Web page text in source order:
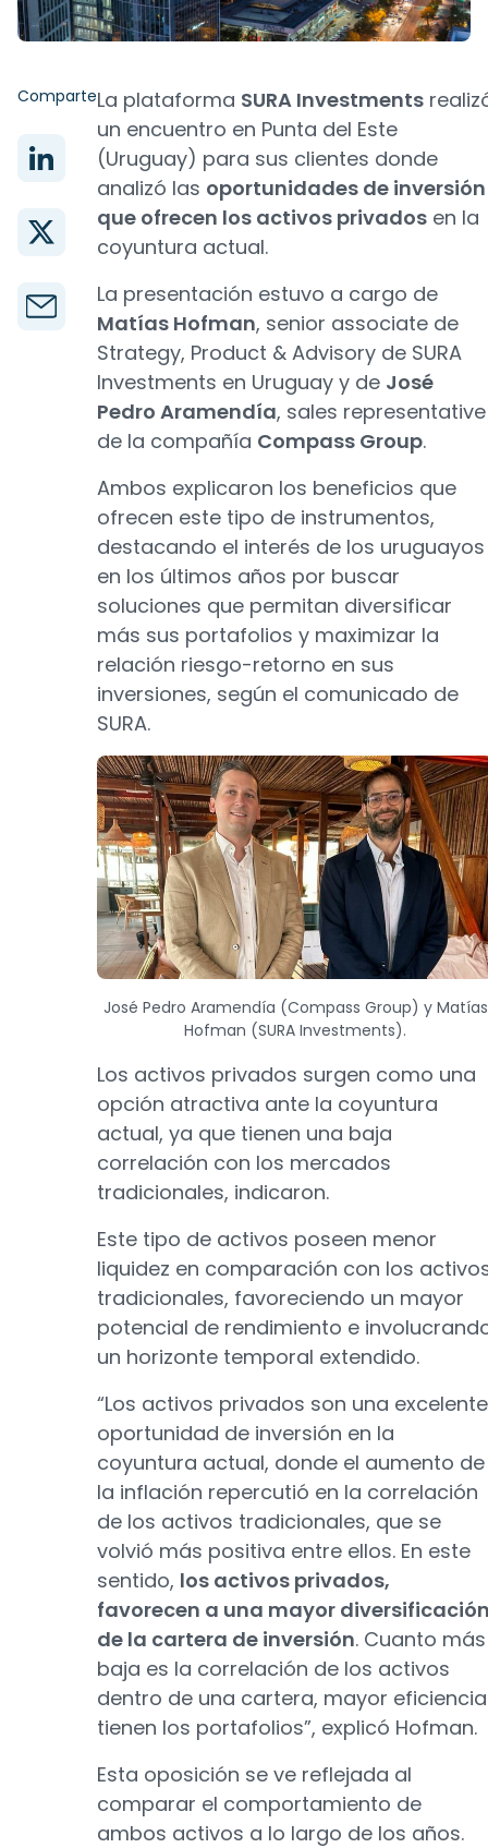
ComparteLa plataforma SURA Investments
un encuentro en Punta del Este
(Uruguay) para sus clientes donde
analizó las oportunidades de inversión
que ofrecen los activos privados en la
coyuntura actual.
La presentación estuvo a cargo de
Matías Hofman, senior associate de
Strategy, Product & Advisory de SURA
Investments en Uruguay y de José
Pedro Aramendía, sales representative
de la compañía Compass Group.
Ambos explicaron los beneficios que
ofrecen este tipo de instrumentos,
destacando el interés de los uruguayos
en los últimos años por buscar
soluciones que permitan diversificar
más sus portafolios y maximizar la
relación riesgo-retorno en sus
inversiones, según el comunicado de
SURA.
José Pedro Aramendía (Compass Group) y Matías
Hofman (SURA Investments).
Los activos privados surgen como una
opción atractiva ante la coyuntura
actual, ya que tienen una baja
correlación con los mercados
tradicionales, indicaron.
Este tipo de activos poseen menor
liquidez en comparación con los
tradicionales, favoreciendo un mayor
potencial de rendimiento e
un horizonte temporal extendido.
“Los activos privados son una excelente
oportunidad de inversión en la
coyuntura actual, donde el aumento de
la inflación repercutió en la correlación
de los activos tradicionales, que se
volvió más positiva entre ellos. En este
sentido, los activos privados,
favorecen a una mayor
de la cartera de inversión. Cuanto más
baja es la correlación de los activos
dentro de una cartera, mayor eficiencia
tienen los portafolios”, explicó Hofman.
Esta oposición se ve reflejada al
comparar el comportamiento de
ambos activos a lo largo de los años.